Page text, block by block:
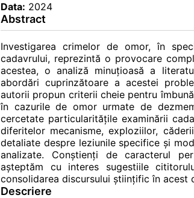
Data: 2024
Abstract
Investigarea crimelor de omor, în
cadavrului, reprezintă o provocare
acestea, o analiză minuțioasă a
abordări cuprinzătoare a acestei
autorii propun criterii cheie pentru
în cazurile de omor urmate de
cercetate particularitățile examinării
diferitelor mecanisme, exploziilor,
detaliate despre leziunile specifice și
analizate. Conștienți de caracterul
așteptăm cu interes sugestiile
consolidarea discursului științific în acest
Descriere